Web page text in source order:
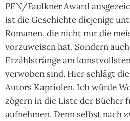
PEN/Faulkner Award
ist die Geschichte diejenige
Romanen, die nicht nur die
vorzuweisen hat. Sondern
Erzählstränge am
verwoben sind. Hier schlägt
Autors Kapriolen. Ich würde
zögern in die Liste der Bücher
aufnehmen. Denn selbst nach